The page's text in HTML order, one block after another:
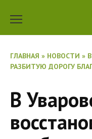
содержанию
ГЛАВНАЯ » НОВОСТИ »
РАЗБИТУЮ ДОРОГУ
В